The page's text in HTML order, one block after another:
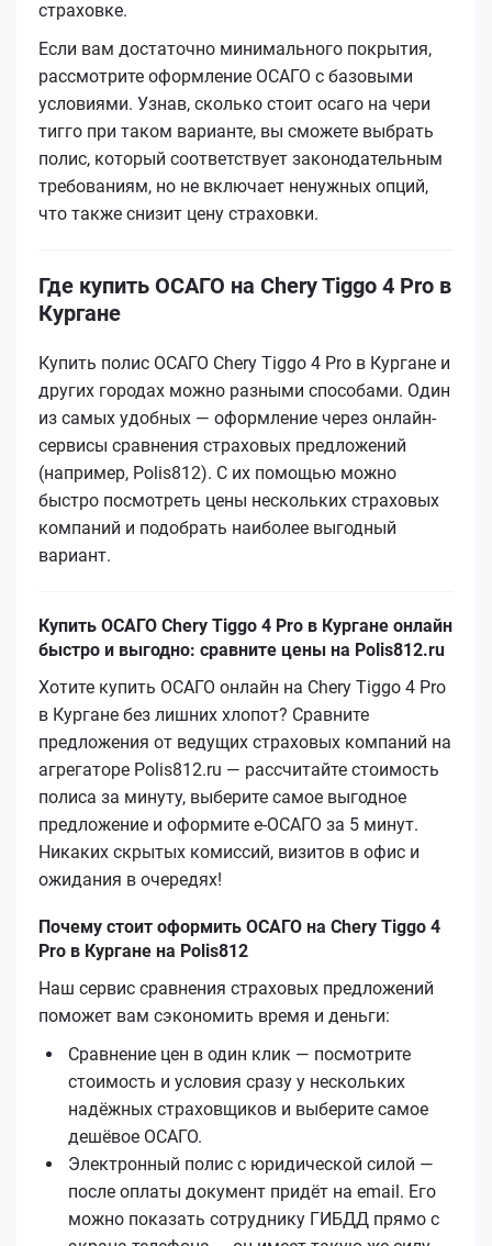
страховке.
Если вам достаточно минимального покрытия,
рассмотрите оформление ОСАГО с базовыми
условиями. Узнав, сколько стоит осаго на чери
тигго при таком варианте, вы сможете выбрать
полис, который соответствует законодательным
требованиям, но не включает ненужных опций,
что также снизит цену страховки.
Где купить ОСАГО на Chery Tiggo 4 Pro в
Кургане
Купить полис ОСАГО Chery Tiggo 4 Pro в Кургане и
других городах можно разными способами. Один
из самых удобных — оформление через онлайн-
сервисы сравнения страховых предложений
(например, Polis812). С их помощью можно
быстро посмотреть цены нескольких страховых
компаний и подобрать наиболее выгодный
вариант.
Купить ОСАГО Chery Tiggo 4 Pro в Кургане онлайн
быстро и выгодно: сравните цены на Polis812.ru
Хотите купить ОСАГО онлайн на Chery Tiggo 4 Pro
в Кургане без лишних хлопот? Сравните
предложения от ведущих страховых компаний на
агрегаторе Polis812.ru — рассчитайте стоимость
полиса за минуту, выберите самое выгодное
предложение и оформите е‑ОСАГО за 5 минут.
Никаких скрытых комиссий, визитов в офис и
ожидания в очередях!
Почему стоит оформить ОСАГО на Chery Tiggo 4
Pro в Кургане на Polis812
Наш сервис сравнения страховых предложений
поможет вам сэкономить время и деньги:
Сравнение цен в один клик — посмотрите
стоимость и условия сразу у нескольких
надёжных страховщиков и выберите самое
дешёвое ОСАГО.
Электронный полис с юридической силой —
после оплаты документ придёт на email. Его
можно показать сотруднику ГИБДД прямо с